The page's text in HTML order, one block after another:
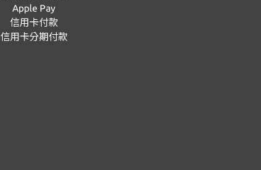
Apple Pay
信用卡付款
信用卡分期付款